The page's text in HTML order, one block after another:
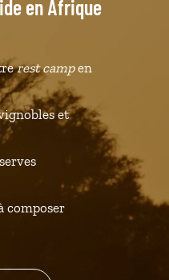
en Afrique
rest campen
et
composer